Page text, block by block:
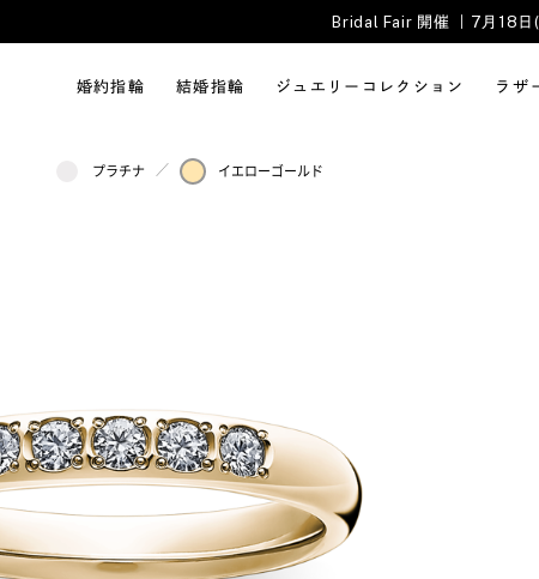
Bridal Fair 開催 ｜7月18日
婚約指輪 結婚指輪 ジュエリーコレクション ラザ
プラチナ ／ イエローゴールド